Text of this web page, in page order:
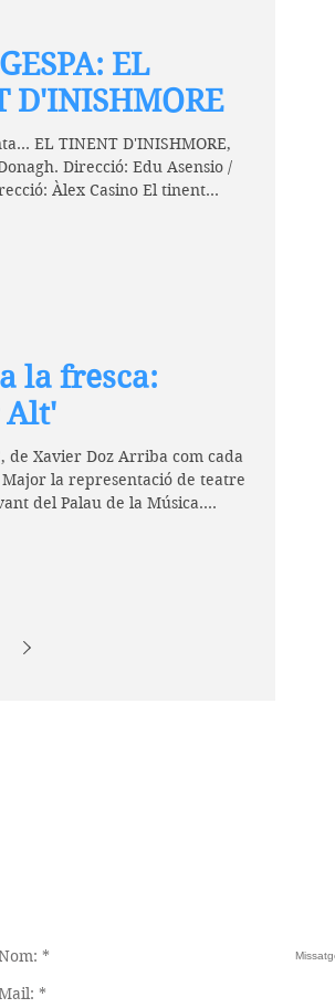
EL
D'INISHMORE
EL TINENT D'INISHMORE,
Direcció: Edu Asensio /
Àlex Casino El tinent...
la fresca:
Alt'
de Xavier Doz Arriba com cada
la representació de teatre
del Palau de la Música....